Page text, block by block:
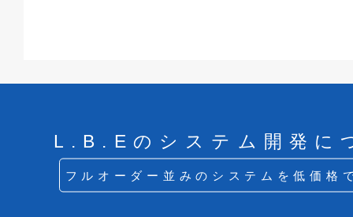
L.B.Eのシステム開発に
フルオーダー並みのシステムを低価格